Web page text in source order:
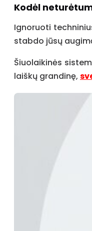
Kodėl
Ignoruoti
stabdo jūsų
Šiuolaikinės
laiškų grandinę,